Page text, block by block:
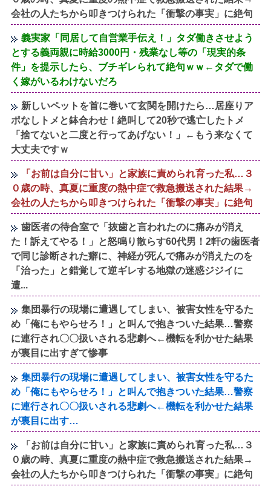
会社の人たちから叩きつけられた「衝撃の事実」に絶句
義実家「同居して自営業手伝え！」タダ働きさせよう
とする義両親に時給3000円・残業なし等の「現実的条
件」を提示したら、ブチギレられて絶句ｗｗ←タダで働
く嫁がいるわけないだろ
新しいペットを首に巻いて玄関を開けたら…居座りア
ポなしトメと鉢合わせ！絶叫して20秒で逃亡したトメ
「捨てないと二度と行ってあげない！」←もう来なくて
大丈夫ですｗ
「お前は自分に甘い」と家族に責められ育った私…３
０歳の時、真夏に重度の熱中症で救急搬送された結果→
会社の人たちから叩きつけられた「衝撃の事実」に絶句
歯医者の待合室で「抜歯と言われたのに痛みが消え
た！訴えてやる！」と怒鳴り散らす60代男！2軒の歯医者
で同じ診断された癖に、神経が死んで痛みが消えたのを
「治った」と錯覚して逆ギレする地獄の迷惑ジジイに
遭...
集団暴行の現場に遭遇してしまい、被害女性を守るた
め「俺にもやらせろ！」と叫んで抱きついた結果…警察
に連行され〇〇扱いされる悲劇へ←機転を利かせた結果
が裏目に出すぎて惨事
集団暴行の現場に遭遇してしまい、被害女性を守るた
め「俺にもやらせろ！」と叫んで抱きついた結果…警察
に連行され〇〇扱いされる悲劇へ←機転を利かせた結果
が裏目に出す…
「お前は自分に甘い」と家族に責められ育った私…３
０歳の時、真夏に重度の熱中症で救急搬送された結果→
会社の人たちから叩きつけられた「衝撃の事実」に絶句